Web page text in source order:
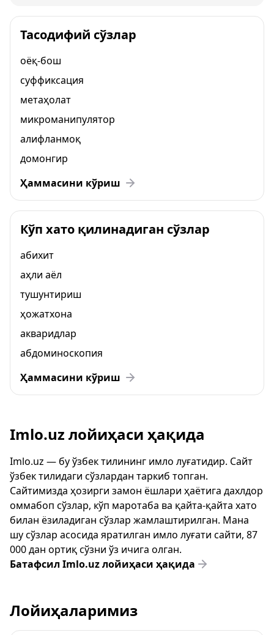
Тасодифий сўзлар
оёқ-бош
суффиксация
метаҳолат
микроманипулятор
алифланмоқ
домонгир
Ҳаммасини кўриш
Кўп хато қилинадиган сўзлар
абихит
аҳли аёл
тушунтириш
ҳожатхона
акваридлар
абдоминоскопия
Ҳаммасини кўриш
Imlo.uz лойиҳаси ҳақида
Imlo.uz — бу ўзбек тилининг имло луғатидир. Сайт
ўзбек тилидаги сўзлардан таркиб топган.
Сайтимизда ҳозирги замон ёшлари ҳаётига дахлдор
оммабоп сўзлар, кўп маротаба ва қайта-қайта хато
билан ёзиладиган сўзлар жамлаштирилган. Мана
шу сўзлар асосида яратилган имло луғати сайти, 87
000 дан ортиқ сўзни ўз ичига олган.
Батафсил Imlo.uz лойиҳаси ҳақида
Лойиҳаларимиз